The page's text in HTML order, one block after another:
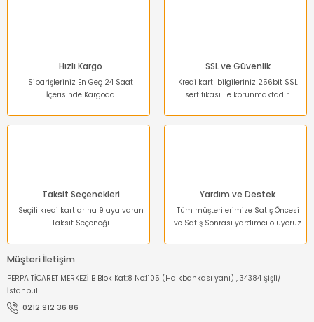
Hızlı Kargo
Siparişleriniz En Geç 24 Saat
İçerisinde Kargoda
SSL ve Güvenlik
Kredi kartı bilgileriniz 256bit SSL
sertifikası ile korunmaktadır.
Taksit Seçenekleri
Seçili kredi kartlarına 9 aya varan
Taksit Seçeneği
Yardım ve Destek
Tüm müşterilerimize Satış Öncesi
ve Satış Sonrası yardımcı oluyoruz
Müşteri İletişim
PERPA TİCARET MERKEZİ B Blok Kat:8 No:1105 (Halkbankası yanı) , 34384 Şişli/
İstanbul
0212 912 36 86